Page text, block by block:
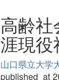
高齢
涯現
山口県立大学
published_at